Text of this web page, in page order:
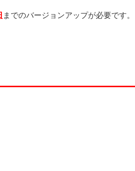
までのバージョンアップが必要です。